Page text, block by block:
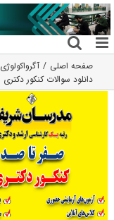
رفتن
به
محتوا
صفحه اصلی آگرواکولوژی
دانلود سوالات کنکور دکتری 99 آﮔﺮوﺗﻜﻨﻮﻟﻮژی کد 2432